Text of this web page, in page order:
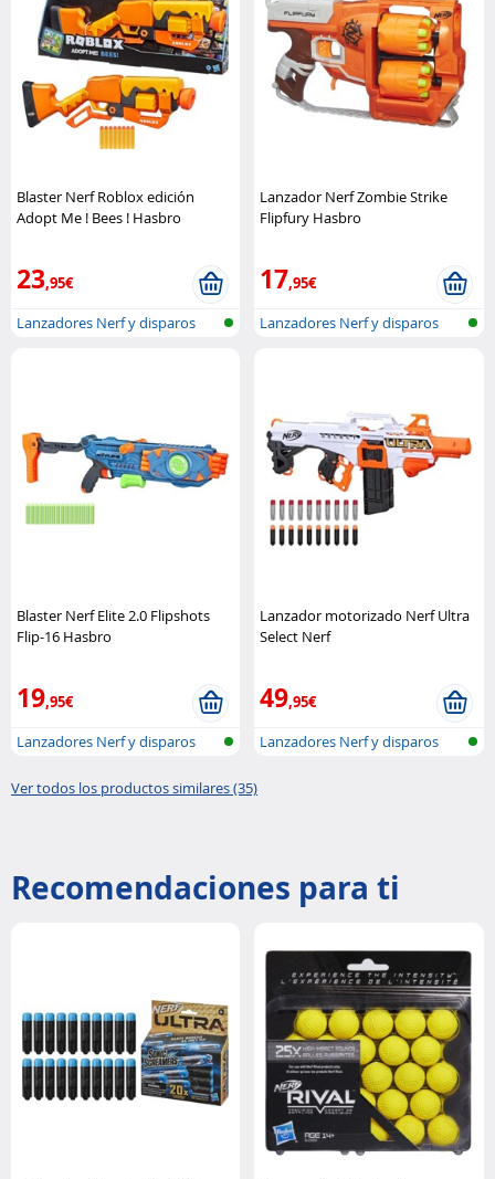
Blaster Nerf Roblox edición
Adopt Me ! Bees ! Hasbro
23,95€
Lanzadores Nerf y disparos
Lanzador Nerf Zombie Strike
Flipfury Hasbro
17,95€
Lanzadores Nerf y disparos
Blaster Nerf Elite 2.0 Flipshots
Flip-16 Hasbro
19,95€
Lanzadores Nerf y disparos
Lanzador motorizado Nerf Ultra
Select Nerf
49,95€
Lanzadores Nerf y disparos
Ver todos los productos similares (35)
Recomendaciones para ti